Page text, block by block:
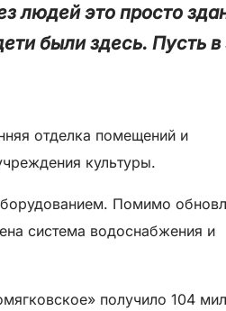
людей это просто
были здесь. Пусть в
отделка помещений и
культуры.
Помимо
система водоснабжения и
получило 104